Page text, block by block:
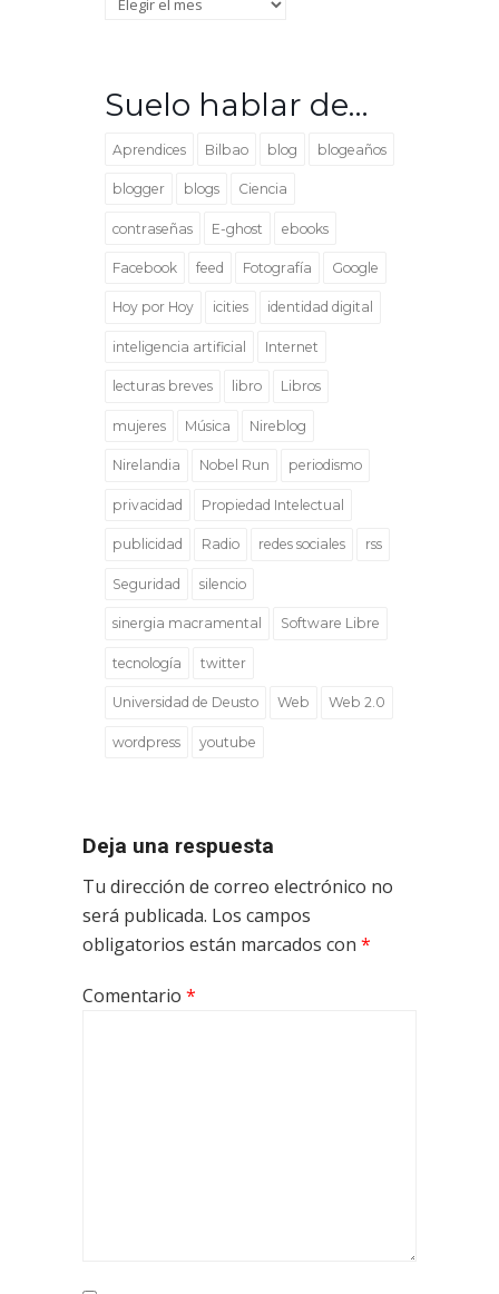
Suelo hablar de…
Aprendices Bilbao blog blogeaños
blogger blogs Ciencia
contraseñas E-ghost ebooks
Facebook feed Fotografía Google
Hoy por Hoy icities identidad digital
inteligencia artificial Internet
lecturas breves libro Libros
mujeres Música Nireblog
Nirelandia Nobel Run periodismo
privacidad Propiedad Intelectual
publicidad Radio redes sociales rss
Seguridad silencio
sinergia macramental Software Libre
tecnología twitter
Universidad de Deusto Web Web 2.0
wordpress youtube
Deja una respuesta
Tu dirección de correo electrónico no
será publicada. Los campos
obligatorios están marcados con *
Comentario *